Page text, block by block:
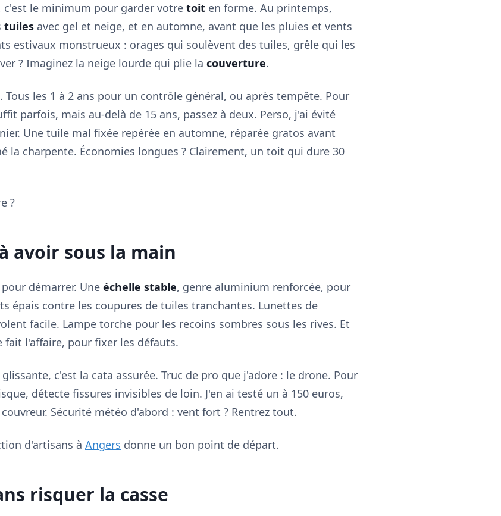
c'est le minimum pour garder votre toit en forme. Au printemps,
tuiles avec gel et neige, et en automne, avant que les pluies et vents
estivaux monstrueux : orages qui soulèvent des tuiles, grêle qui les
? Imaginez la neige lourde qui plie la couverture.
les 1 à 2 ans pour un contrôle général, ou après tempête. Pour
parfois, mais au-delà de 15 ans, passez à deux. Perso, j'ai évité
Une tuile mal fixée repérée en automne, réparée gratos avant
la charpente. Économies longues ? Clairement, un toit qui dure 30
?
avoir sous la main
démarrer. Une échelle stable, genre aluminium renforcée, pour
épais contre les coupures de tuiles tranchantes. Lunettes de
facile. Lampe torche pour les recoins sombres sous les rives. Et
l'affaire, pour fixer les défauts.
c'est la cata assurée. Truc de pro que j'adore : le drone. Pour
détecte fissures invisibles de loin. J'en ai testé un à 150 euros,
Sécurité météo d'abord : vent fort ? Rentrez tout.
d'artisans à Angers donne un bon point de départ.
risquer la casse